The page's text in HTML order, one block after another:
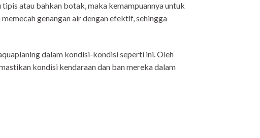
atau bahkan botak, maka kemampuannya untuk
genangan air dengan efektif, sehingga
dalam kondisi-kondisi seperti ini. Oleh
kondisi kendaraan dan ban mereka dalam